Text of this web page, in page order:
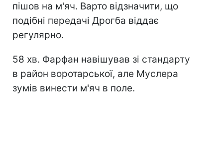
пішов на м'яч. Варто відзначити, що
подібні передачі Дрогба віддає
регулярно.
58 хв. Фарфан навішував зі стандарту
в район воротарської, але Муслера
зумів винести м'яч в поле.